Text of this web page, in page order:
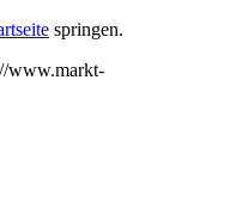
springen.
www.markt-